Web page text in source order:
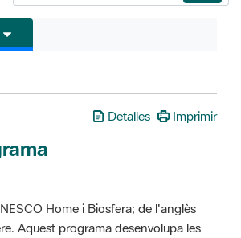
Detalles Imprimir
Home i Biosfera; de l'anglès
Aquest programa desenvolupa les